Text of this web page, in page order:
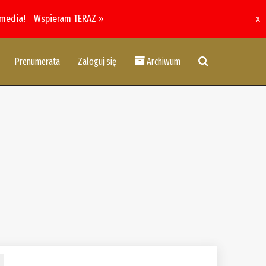
Wspieram TERAZ » x
Prenumerata Zaloguj się Archiwum